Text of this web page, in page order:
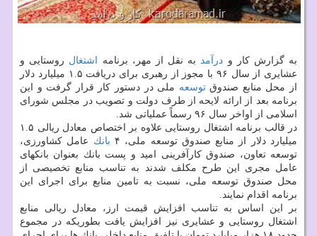
به گزارش كار و درآمدبه نقل از مهر، برنامه اشتغال روستایی و
عشایری از سال ۹۶ با مجوز از رهبری برای دریافت ۱.۵ میلیارد دلار
از محل منابع صندوقتوسعه ملی در دستور كار قرار گرفت و این
برنامه بعد از ارائه لایحه از طرف دولت و تصویب در مجلس شورای
اسلامی از اواخر سال ۹۶ رسماً عملیاتی شد.
در قالب برنامه اشتغال روستایی علاوه بر اختصاص معادل ریالی ۱.۵
میلیارد دلار از منابع صندوق توسعه ملی، ۴
بانك عامل كشاورزی،
توسعه تعاون، صندوق كارآفرینی امید و پست بانك بعنوان بانكهای
عامل مجری این طرح مكلف شدند به تناسب منابع تخصیصی از
محل صندوق توسعه ملی، نسبت به تامین منابع برای اجرای این
برنامه اقدام نمایند.
بر این اساس به تناسب افزایش قیمت ارز، معادل ریالی منابع
اشتغال روستایی و عشایری نیز افزایش یافت بطوریكه در مجموع